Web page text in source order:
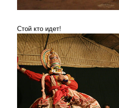
Стой кто идет!